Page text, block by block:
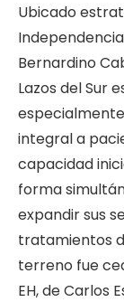
Ubicado
Bernardino
Lazos del Sur
integral a
capacidad
forma
expandir sus
tratamientos
terreno fue
EH, de Carlos